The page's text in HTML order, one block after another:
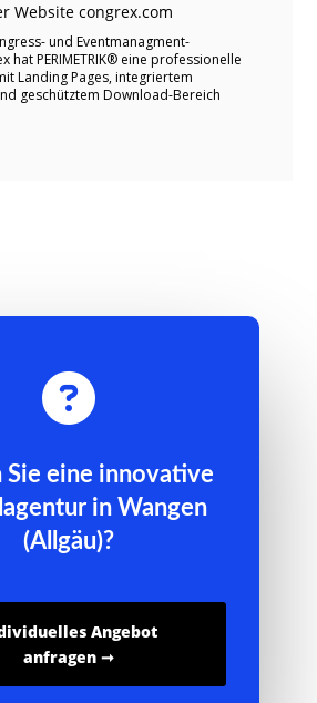
Website congrex.com
und Eventmanagment-
hat PERIMETRIK® eine professionelle
Landing Pages, integriertem
geschütztem Download-Bereich

Sie eine innovative
in Wangen
(Allgäu)?
Angebot
anfragen ➞